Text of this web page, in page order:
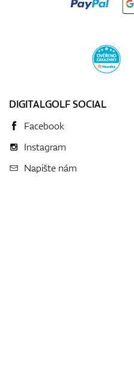
DIGITALGOLF SOCIAL
Facebook
Instagram
Napište nám